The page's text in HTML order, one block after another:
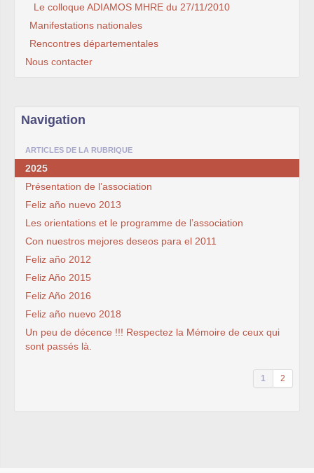
Le colloque ADIAMOS MHRE du 27/11/2010
Manifestations nationales
Rencontres départementales
Nous contacter
Navigation
ARTICLES DE LA RUBRIQUE
2025
Présentation de l’association
Feliz año nuevo 2013
Les orientations et le programme de l’association
Con nuestros mejores deseos para el 2011
Feliz año 2012
Feliz Año 2015
Feliz Año 2016
Feliz año nuevo 2018
Un peu de décence !!! Respectez la Mémoire de ceux qui
sont passés là.
1 2